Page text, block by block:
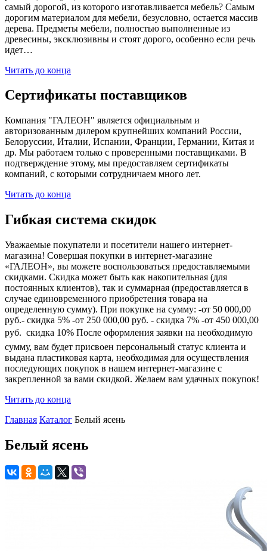
самый дорогой, из которого изготавливается мебель? Самым
дорогим материалом для мебели, безусловно, остается массив
дерева. Предметы мебели, полностью выполненные из
древесины, эксклюзивны и стоят дорого, особенно если речь
идет…
Читать до конца
Сертификаты поставщиков
Компания "ГАЛЕОН" является официальным и
авторизованным дилером крупнейших компаний России,
Белоруссии, Италии, Испании, Франции, Германии, Китая и
др. Мы работаем только с проверенными поставщиками. В
подтверждение этому, мы предоставляем сертификаты
компаний, с которыми сотрудничаем много лет.
Читать до конца
Гибкая система скидок
Уважаемые покупатели и посетители нашего интернет-
магазина! Совершая покупки в интернет-магазине
«ГАЛЕОН», вы можете воспользоваться предоставляемыми
скидками. Скидка может быть как накопительная (для
постоянных клиентов), так и суммарная (предоставляется в
случае единовременного приобретения товара на
определенную сумму). При покупке на сумму: -от 50 000,00
руб.- скидка 5% -от 250 000,00 руб. - скидка 7% -от 450 000,00
руб.  скидка 10% После оформления заявки на необходимую
сумму, вам будет присвоен персональный статус клиента и
выдана пластиковая карта, необходимая для осуществления
последующих покупок в нашем интернет-магазине с
закрепленной за вами скидкой. Желаем вам удачных покупок!
Читать до конца
Главная Каталог Белый ясень
Белый ясень